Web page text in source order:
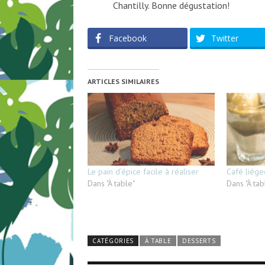
Chantilly. Bonne dégustation!
Facebook Twitter
ARTICLES SIMILAIRES
Le pain d’épice facile à réaliser
Dans "À table"
Café
Dans "À
CATÉGORIES À TABLE DESSERTS